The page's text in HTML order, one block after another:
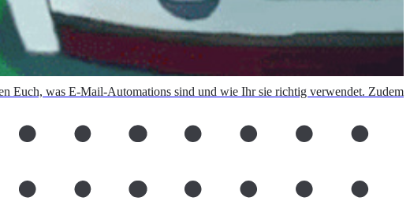
Euch, was E-Mail-Automations sind und wie Ihr sie richtig verwendet. Zudem